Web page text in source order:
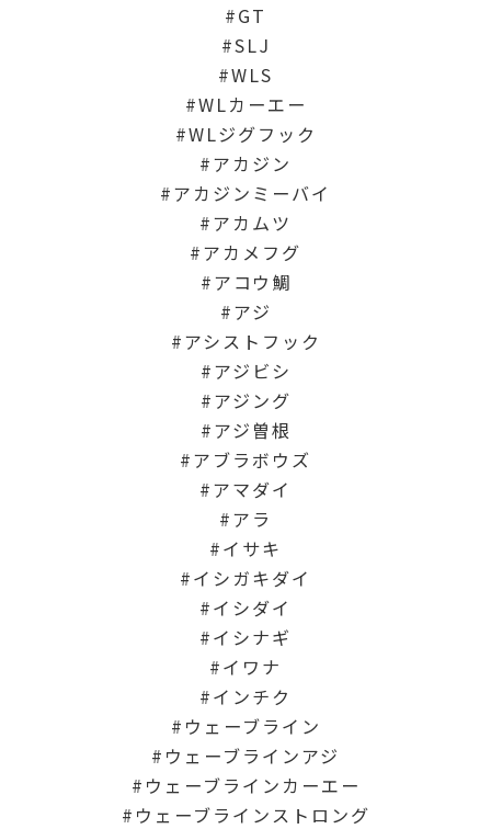
GT
SLJ
WLS
WLカーエー
WLジグフック
アカジン
アカジンミーバイ
アカムツ
アカメフグ
アコウ鯛
アジ
アシストフック
アジビシ
アジング
アジ曽根
アブラボウズ
アマダイ
アラ
イサキ
イシガキダイ
イシダイ
イシナギ
イワナ
インチク
ウェーブライン
ウェーブラインアジ
ウェーブラインカーエー
ウェーブラインストロング